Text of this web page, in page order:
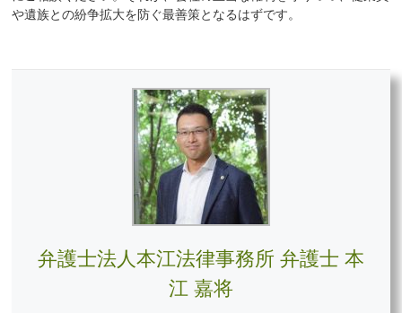
や遺族との紛争拡大を防ぐ最善策となるはずです。
弁護士法人本江法律事務所 弁護士 本
江 嘉将